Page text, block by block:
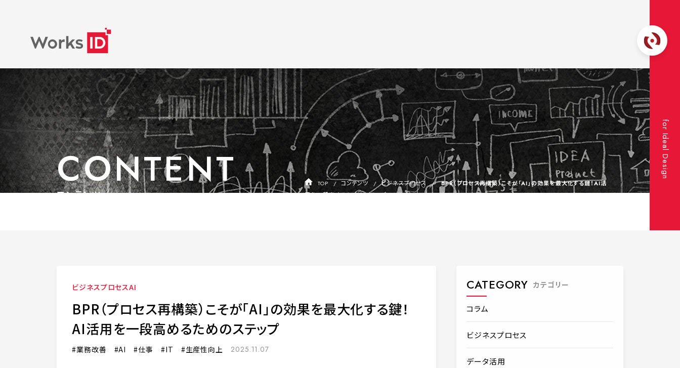
for Ideal Design
CONTENT
コンテンツ
TOP コンテンツ ビジネスプロセス
BPR（プロセス再構築）こそが「AI」の効果を最大化する鍵！AI活
用を一段高めるためのステップ
ビジネスプロセスAI
BPR（プロセス再構築）こそが「AI」の効果を最大化する鍵！
AI活用を一段高めるためのステップ
業務改善 AI 仕事 IT 生産性向上 2025.11.07
CATEGORY カテゴリー
コラム
ビジネスプロセス
データ活用